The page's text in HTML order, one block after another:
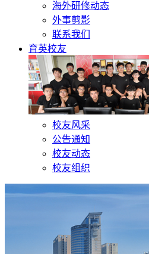
海外研修动态
外事剪影
联系我们
育英校友
校友风采
公告通知
校友动态
校友组织